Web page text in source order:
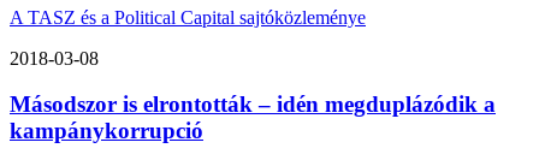
A TASZ és a Political Capital sajtóközleménye
2018-03-08
Másodszor is elrontották – idén megduplázódik a
kampánykorrupció